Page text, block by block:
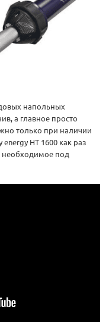
напольных
а главное просто
только при наличии
HT 1600 как раз
необходимое под